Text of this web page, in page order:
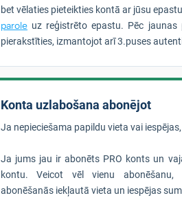
bet vēlaties pieteikties kontā ar jūsu
parole uz reģistrēto epastu. Pēc jaunas
pierakstīties, izmantojot arī 3.puses
Konta uzlabošana abonējot
Ja nepieciešama papildu vieta vai
Ja jums jau ir abonēts PRO konts un
kontu. Veicot vēl vienu abonēšanu,
abonēšanās iekļautā vieta un iespējas